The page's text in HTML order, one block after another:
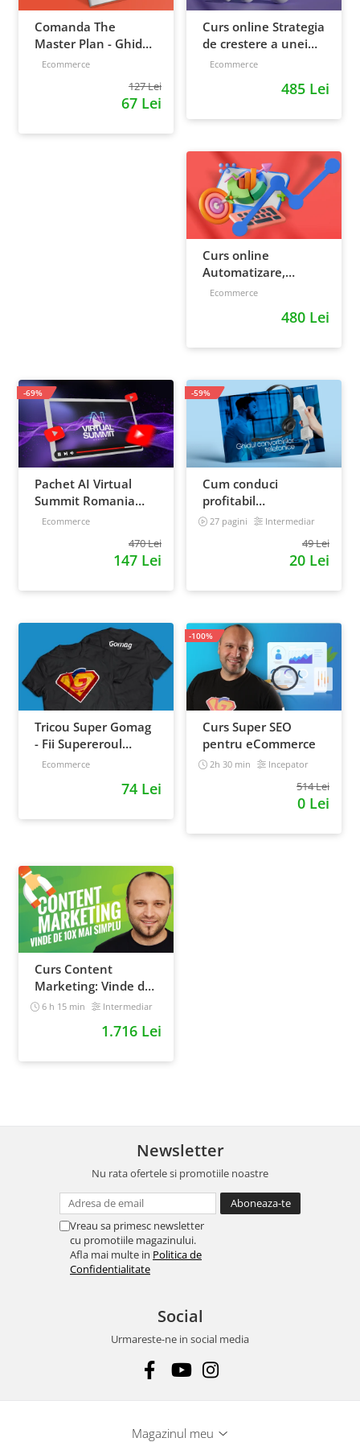
Comanda The
Master Plan - Ghid
pentru antreprenori,
Ecommerce
127 Lei
67 Lei
Curs online Strategia
de crestere a unei
afaceri - de la idee, la
Ecommerce
485 Lei
Curs online
Automatizare,
scalare si loializare:
strategia de business
Ecommerce
480 Lei
Pachet AI Virtual
Summit Romania
2026: inregistrari +
Ecommerce
470 Lei
147 Lei
-69%
Cum conduci
profitabil
convorbirile
27 pagini Intermediar
49 Lei
20 Lei
-59%
Tricou Super Gomag
- Fii Supereroul
Clientilor Tai
Ecommerce
74 Lei
Curs Super SEO
pentru eCommerce
2h 30 min Incepator
514 Lei
0 Lei
-100%
Curs Content
Marketing: Vinde de
10x mai simplu
6 h 15 min Intermediar
1.716 Lei
Newsletter
Nu rata ofertele si promotiile noastre
Vreau sa primesc newsletter
cu promotiile magazinului.
Afla mai multe in Politica de
Confidentialitate
Social
Urmareste-ne in social media
Magazinul meu